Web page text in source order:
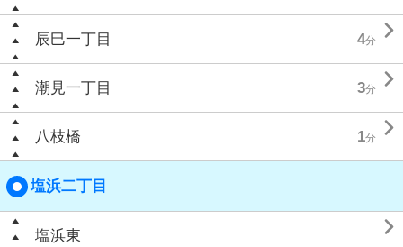
辰巳一丁目 4分 
潮見一丁目 3分 
八枝橋 1分 
塩浜二丁目
塩浜東 